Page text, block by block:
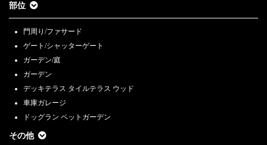
部位
門周り/ファサード
ゲート/シャッターゲート
ガーデン/庭
ガーデン
デッキテラス タイルテラス ウッド
車庫ガレージ
ドッグラン ペットガーデン
その他